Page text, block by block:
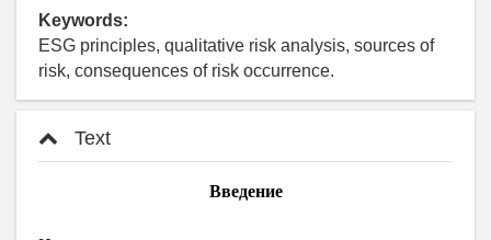
Keywords:
ESG principles, qualitative risk analysis, sources of
risk, consequences of risk occurrence.
Text
Введение